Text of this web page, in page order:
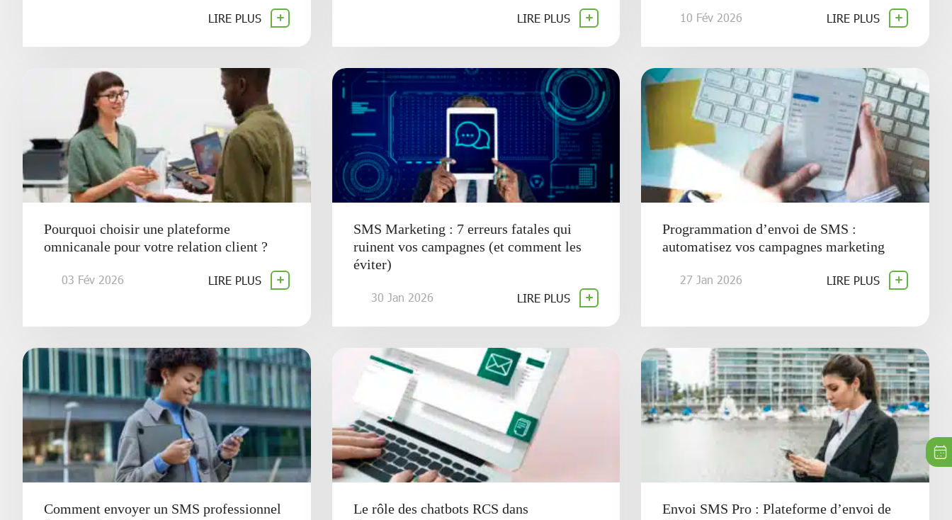
LIRE PLUS LIRE PLUS 10 Fév 2026 LIRE PLUS
Pourquoi choisir une plateforme
omnicanale pour votre relation client ?
03 Fév 2026 LIRE PLUS
SMS Marketing : 7 erreurs fatales qui
ruinent vos campagnes (et comment les
éviter)
30 Jan 2026 LIRE PLUS
Programmation d’envoi de SMS :
automatisez vos campagnes marketing
27 Jan 2026 LIRE PLUS
Comment envoyer un SMS professionnel
Le rôle des chatbots RCS dans
Envoi SMS Pro : Plateforme d’envoi de